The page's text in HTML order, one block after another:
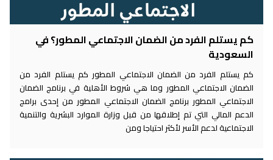
كم يستلم الفرد من الضمان الاجتماعي المطور؟ في
السعودية
كم يستلم الفرد من الضمان الاجتماعي المطور كم يستلم الفرد من
الضمان الاجتماعي المطور وما هي شروط الأهلية في برنامج الضمان
الاجتماعي المطور برنامج الضمان الاجتماعي المطور من إحدى برامج
الدعم المالي التي تم إطلاقها من قبل وزارة الموارد البشرية والتنمية
الاجتماعية لدعم الأسر لأكثر احتياجا ومن